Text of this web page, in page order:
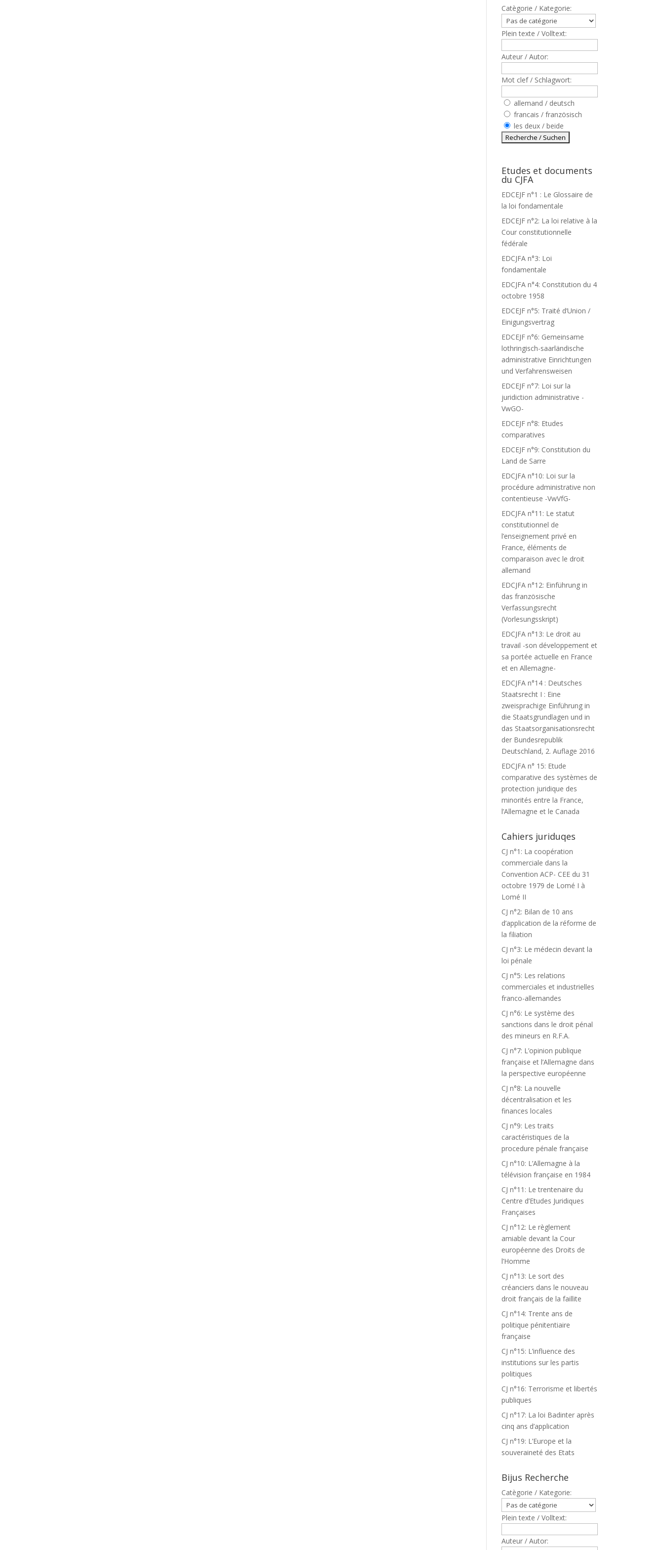
Catègorie / Kategorie:
Plein texte / Volltext:
Auteur / Autor:
Mot clef / Schlagwort:
allemand / deutsch
francais / französisch
les deux / beide
Etudes et documents
du CJFA
EDCEJF n°1 : Le Glossaire de
la loi fondamentale
EDCEJF n°2: La loi relative à la
Cour constitutionnelle
fédérale
EDCJFA n°3: Loi
fondamentale
EDCJFA n°4: Constitution du 4
octobre 1958
EDCEJF n°5: Traité d’Union /
Einigungsvertrag
EDCEJF n°6: Gemeinsame
lothringisch-saarländische
administrative Einrichtungen
und Verfahrensweisen
EDCEJF n°7: Loi sur la
juridiction administrative -
VwGO-
EDCEJF n°8: Etudes
comparatives
EDCEJF n°9: Constitution du
Land de Sarre
EDCJFA n°10: Loi sur la
procédure administrative non
contentieuse -VwVfG-
EDCJFA n°11: Le statut
constitutionnel de
l’enseignement privé en
France, éléments de
comparaison avec le droit
allemand
EDCJFA n°12: Einführung in
das französische
Verfassungsrecht
(Vorlesungsskript)
EDCJFA n°13: Le droit au
travail -son développement et
sa portée actuelle en France
et en Allemagne-
EDCJFA n°14 : Deutsches
Staatsrecht I : Eine
zweisprachige Einführung in
die Staatsgrundlagen und in
das Staatsorganisationsrecht
der Bundesrepublik
Deutschland, 2. Auflage 2016
EDCJFA n° 15: Etude
comparative des systèmes de
protection juridique des
minorités entre la France,
l’Allemagne et le Canada
Cahiers juriduqes
CJ n°1: La coopération
commerciale dans la
Convention ACP- CEE du 31
octobre 1979 de Lomé I à
Lomé II
CJ n°2: Bilan de 10 ans
d’application de la réforme de
la filiation
CJ n°3: Le médecin devant la
loi pénale
CJ n°5: Les relations
commerciales et industrielles
franco-allemandes
CJ n°6: Le système des
sanctions dans le droit pénal
des mineurs en R.F.A.
CJ n°7: L’opinion publique
française et l’Allemagne dans
la perspective européenne
CJ n°8: La nouvelle
décentralisation et les
finances locales
CJ n°9: Les traits
caractéristiques de la
procedure pénale française
CJ n°10: L’Allemagne à la
télévision française en 1984
CJ n°11: Le trentenaire du
Centre d’Etudes Juridiques
Françaises
CJ n°12: Le règlement
amiable devant la Cour
européenne des Droits de
l’Homme
CJ n°13: Le sort des
créanciers dans le nouveau
droit français de la faillite
CJ n°14: Trente ans de
politique pénitentiaire
française
CJ n°15: L’influence des
institutions sur les partis
politiques
CJ n°16: Terrorisme et libertés
publiques
CJ n°17: La loi Badinter après
cinq ans d’application
CJ n°19: L’Europe et la
souveraineté des Etats
Bijus Recherche
Catègorie / Kategorie:
Plein texte / Volltext:
Auteur / Autor: